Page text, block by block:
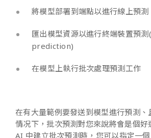
將模型部署到端點以進行線上預測
匯出模型資源以進行終端裝置預
prediction)
在模型上執行批次處理預測工作
在有大量範例要發送到模型進行預測、
情况下，批次預測對您來說將會是個
AI 中建立批次預測時，您可以指定一